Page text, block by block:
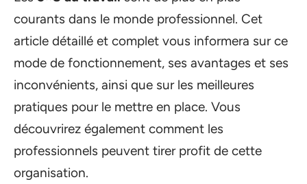
courants dans le monde professionnel. Cet
article détaillé et complet vous informera sur ce
mode de fonctionnement, ses avantages et ses
inconvénients, ainsi que sur les meilleures
pratiques pour le mettre en place. Vous
découvrirez également comment les
professionnels peuvent tirer profit de cette
organisation.